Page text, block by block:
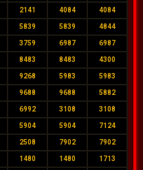
2141 4084 4084
5839 5839 4844
3759 6987 6987
8483 8483 4300
9268 5983 5983
9688 9688 5882
6992 3108 3108
5904 5904 7124
2508 7902 7902
1480 1480 1713